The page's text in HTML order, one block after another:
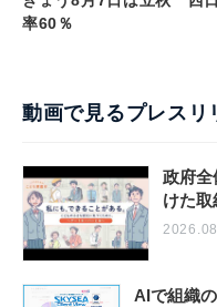
率60％
動画で見るプレスリ
政府全
けた
AIで組織